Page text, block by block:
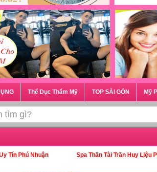
Thể Dục Thẩm Mỹ TOP SÀI GÒN Mỹ
Tín Phú Nhuận Spa Thần Tài Trần Huy Liệu